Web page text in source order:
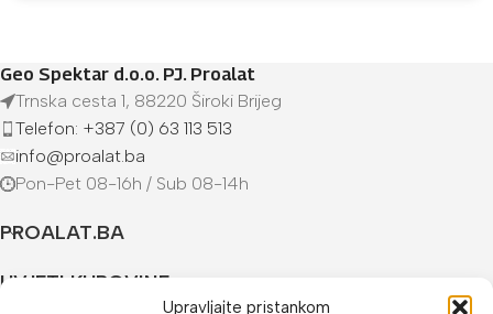
Upravljajte pristankom
Geo Spektar d.o.o. PJ. Proalat
Trnska cesta 1, 88220 Široki Brijeg
Telefon: +387 (0) 63 113 513
info@proalat.ba
Pon-Pet 08-16h / Sub 08-14h
PROALAT.BA
UVJETI KUPOVINE